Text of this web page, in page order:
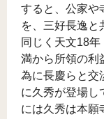
すると、公家や
を、三好長逸と
同じく天文18
満から所領の利
為に長慶らと交
に久秀が登場し
には久秀は本願